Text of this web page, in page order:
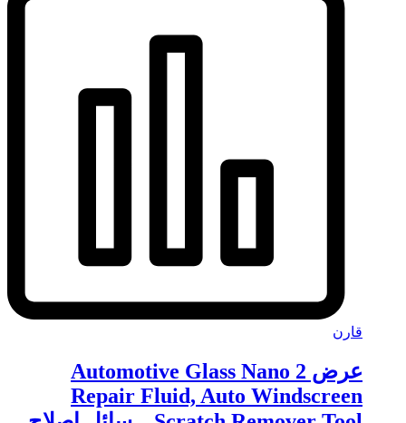
قارن
عرض 2 Automotive Glass Nano
Repair Fluid, Auto Windscreen